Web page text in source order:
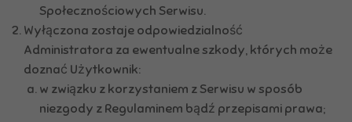
Społecznościowych Serwisu.
Wyłączona zostaje odpowiedzialność
Administratora za ewentualne szkody, których może
doznać Użytkownik:
w związku z korzystaniem z Serwisu w sposób
niezgody z Regulaminem bądź przepisami prawa;